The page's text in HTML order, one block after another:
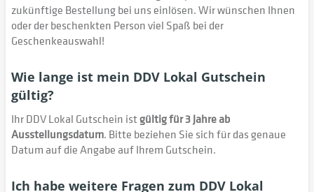
zukünftige Bestellung bei uns einlösen. Wir wünschen Ihnen
oder der beschenkten Person viel Spaß bei der
Geschenkeauswahl!
Wie lange ist mein DDV Lokal Gutschein
gültig?
Ihr DDV Lokal Gutschein istgültig für 3 Jahre ab
Ausstellungsdatum. Bitte beziehen Sie sich für das genaue
Datum auf die Angabe auf Ihrem Gutschein.
Ich habe weitere Fragen zum DDV Lokal